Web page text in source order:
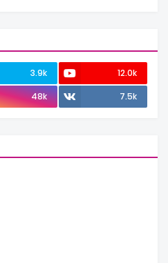
3.9k
12.0k
48k 7.5k